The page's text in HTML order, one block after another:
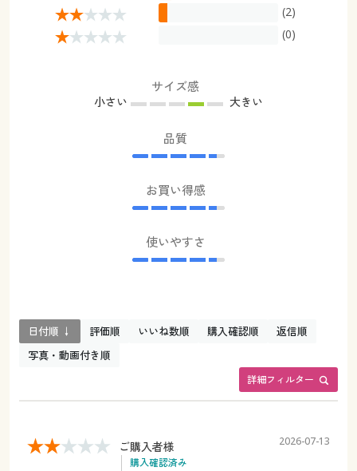
(2)
(0)
サイズ感
小さい 大きい
品質
お買い得感
使いやすさ
詳細フィルター
日付順 ↓ 評価順 いいね数順 購入確認順
返信順
写真・動画付き順
ご購入者様
購入確認済み
2026-07-13